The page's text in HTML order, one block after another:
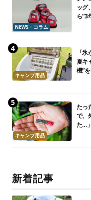
NEWS・コラム
ッグ
ら“3
キャンプ用品
「
夏キ
機”
キャンプ用品
たっ
で、
た…
新着記事